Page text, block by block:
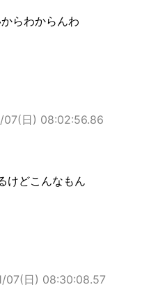
らわからんわ
07(日) 08:02:56.86
けどこんなもん
07(日) 08:30:08.57